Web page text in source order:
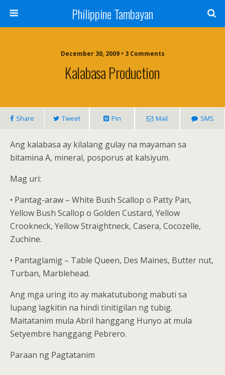
Philippine Tambayan
December 30, 2009 • 3 Comments
Kalabasa Production
Share Tweet Pin Mail SMS
Ang kalabasa ay kilalang gulay na mayaman sa
bitamina A, mineral, posporus at kalsiyum.
Mag uri:
• Pantag-araw – White Bush Scallop o Patty Pan,
Yellow Bush Scallop o Golden Custard, Yellow
Crookneck, Yellow Straightneck, Casera, Cocozelle,
Zuchine.
• Pantaglamig – Table Queen, Des Maines, Butter nut,
Turban, Marblehead.
Ang mga uring ito ay makatutubong mabuti sa
lupang lagkitin na hindi tinitigilan ng tubig.
Maitatanim mula Abril hanggang Hunyo at mula
Setyembre hanggang Pebrero.
Paraan ng Pagtatanim